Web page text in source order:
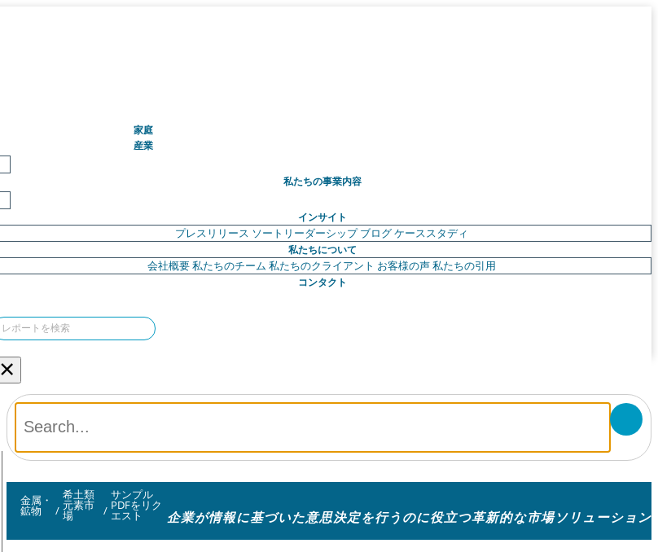
家庭(現在)
産業
私たちの事業内容
インサイト
プレスリリース ソートリーダーシップ ブログケーススタディ
私たちについて
会社概要私たちのチーム 私たちのクライアント お客様の声私たちの引用
コンタクト
×
金属・
鉱物 /
希土類
元素市
場 /
サンプル
PDFをリク
エスト 企業が情報に基づいた意思決定を行うのに役立つ革新的な市場ソリューション